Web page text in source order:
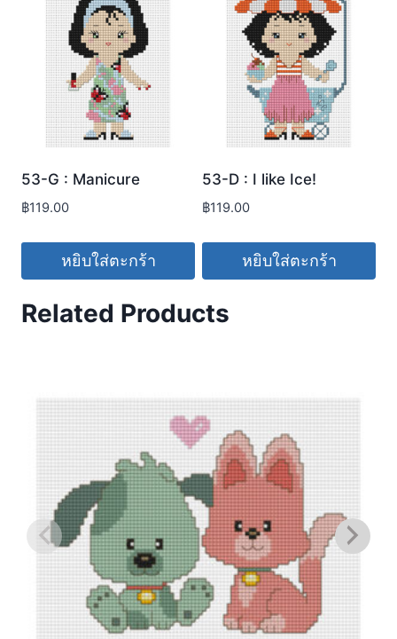
53-G : Manicure
฿119.00
หยิบใส่ตะกร้า
53-D : I like Ice!
฿119.00
หยิบใส่ตะกร้า
Related Products